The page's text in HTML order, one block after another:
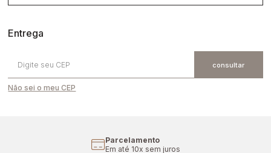
Não sei o meu CEP
Parcelamento
Em até 10x sem juros